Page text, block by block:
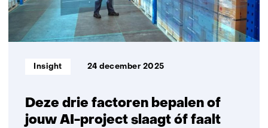
Deze drie factoren bepalen of
jouw AI-project slaagt óf faalt
Informatietype:
Insight 24 december 2025